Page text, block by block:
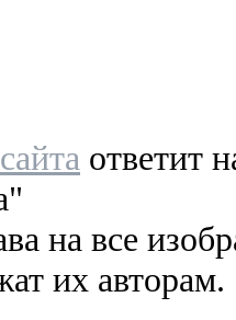
ответит
на все
их авторам.